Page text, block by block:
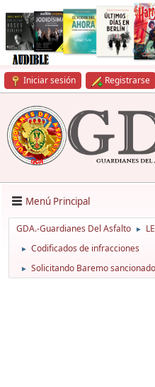
Iniciar sesión Registrarse
Menú Principal
GDA.-Guardianes Del Asfalto ►
► Codificados de infracciones
► Solicitando Baremo